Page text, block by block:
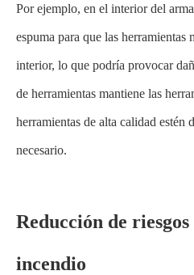
Por ejemplo, en el interior del
espuma para que las herramientas
interior, lo que podría provocar
de herramientas mantiene las
herramientas de alta calidad estén
necesario.
Reducción de
incendio